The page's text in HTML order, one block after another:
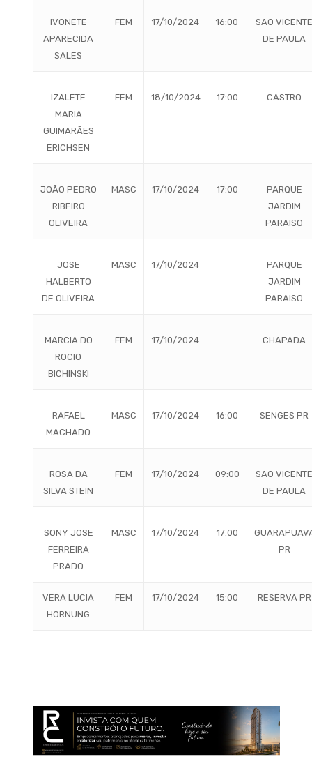
IVONETE
APARECIDA
SALES
FEM 17/10/2024 16:00
SAO VICENTE
DE PAULA
IZALETE
MARIA
GUIMARÃES
ERICHSEN
FEM 18/10/2024 17:00 CASTRO
JOÃO PEDRO
RIBEIRO
OLIVEIRA
MASC 17/10/2024 17:00
PARQUE
JARDIM
PARAISO
JOSE
HALBERTO
DE OLIVEIRA
MASC 17/10/2024
PARQUE
JARDIM
PARAISO
MARCIA DO
ROCIO
BICHINSKI
FEM 17/10/2024 CHAPADA
RAFAEL
MACHADO
MASC 17/10/2024 16:00 SENGES PR
ROSA DA
SILVA STEIN
FEM 17/10/2024 09:00
SAO VICENTE
DE PAULA
SONY JOSE
FERREIRA
PRADO
MASC 17/10/2024 17:00
PR
VERA LUCIA
HORNUNG
FEM 17/10/2024 15:00 RESERVA PR